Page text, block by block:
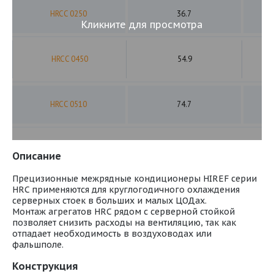
HRCC 0250 36.7
HRCC 0450 54.9
HRCC 0510 74.7
Кликните для просмотра
Описание
Прецизионные межрядные кондиционеры HIREF серии
HRC применяются для круглогодичного охлаждения
серверных стоек в больших и малых ЦОДах.
Монтаж агрегатов HRC рядом с серверной стойкой
позволяет снизить расходы на вентиляцию, так как
отпадает необходимость в воздуховодах или
фальшполе.
Конструкция